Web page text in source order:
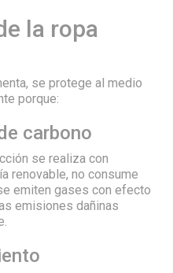
la ropa
se protege al medio
porque:
carbono
se realiza con
renovable, no consume
emiten gases con efecto
emisiones dañinas